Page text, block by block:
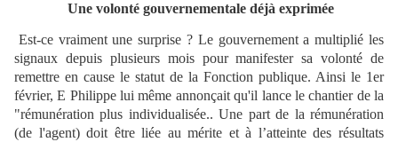
Une volonté gouvernementale déjà exprimée
Est-ce vraiment une surprise ? Le gouvernement a multiplié les
signaux depuis plusieurs mois pour manifester sa volonté de
remettre en cause le statut de la Fonction publique. Ainsi le 1er
février, E Philippe lui même annonçait qu'il lance le chantier de la
"rémunération plus individualisée.. Une part de la rémunération
(de l'agent) doit être liée au mérite et à l’atteinte des résultats